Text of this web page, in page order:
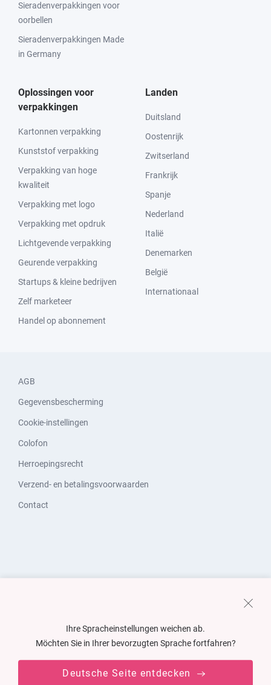
Sieradenverpakkingen voor
oorbellen
Sieradenverpakkingen Made
in Germany
Oplossingen voor
verpakkingen
Kartonnen verpakking
Kunststof verpakking
Verpakking van hoge
kwaliteit
Verpakking met logo
Verpakking met opdruk
Lichtgevende verpakking
Geurende verpakking
Startups & kleine bedrijven
Zelf marketeer
Handel op abonnement
Landen
Duitsland
Oostenrijk
Zwitserland
Frankrijk
Spanje
Nederland
Italië
Denemarken
België
Internationaal
AGB
Gegevensbescherming
Cookie-instellingen
Colofon
Herroepingsrecht
Verzend- en betalingsvoorwaarden
Contact
Ihre Spracheinstellungen weichen ab.
Möchten Sie in Ihrer bevorzugten Sprache fortfahren?
Deutsche Seite entdecken